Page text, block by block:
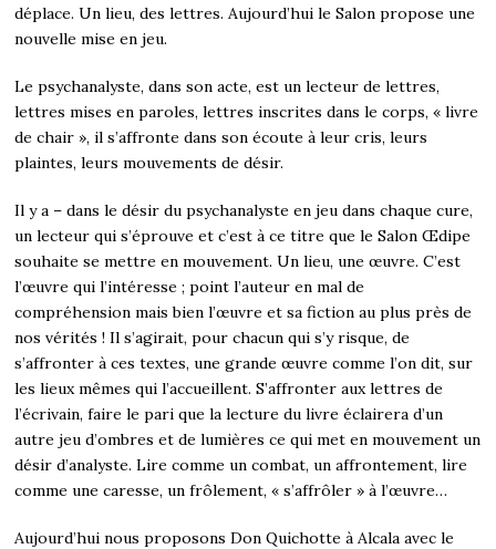
déplace. Un lieu, des lettres. Aujourd’hui le Salon propose une
nouvelle mise en jeu.
Le psychanalyste, dans son acte, est un lecteur de lettres,
lettres mises en paroles, lettres inscrites dans le corps, « livre
de chair », il s’affronte dans son écoute à leur cris, leurs
plaintes, leurs mouvements de désir.
Il y a – dans le désir du psychanalyste en jeu dans chaque cure,
un lecteur qui s’éprouve et c’est à ce titre que le Salon Œdipe
souhaite se mettre en mouvement. Un lieu, une œuvre. C’est
l’œuvre qui l’intéresse ; point l’auteur en mal de
compréhension mais bien l’œuvre et sa fiction au plus près de
nos vérités ! Il s’agirait, pour chacun qui s’y risque, de
s’affronter à ces textes, une grande œuvre comme l’on dit, sur
les lieux mêmes qui l’accueillent. S’affronter aux lettres de
l’écrivain, faire le pari que la lecture du livre éclairera d’un
autre jeu d’ombres et de lumières ce qui met en mouvement un
désir d’analyste. Lire comme un combat, un affrontement, lire
comme une caresse, un frôlement, « s’affrôler » à l’œuvre…
Aujourd’hui nous proposons Don Quichotte à Alcala avec le